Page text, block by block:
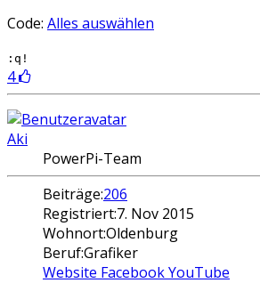
Code: Alles auswählen
:q!
4
Aki
PowerPi-Team
Beiträge:206
Registriert:7. Nov 2015
Wohnort:Oldenburg
Beruf:Grafiker
Website FacebookYouTube